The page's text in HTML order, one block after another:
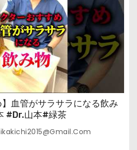
】血管がサラサラになる飲み
#Dr.山本#緑茶